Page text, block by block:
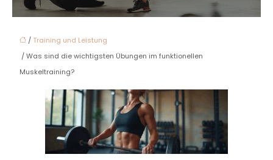
/ Training und Leistung
/ Was sind die wichtigsten Übungen im funktionellen
Muskeltraining?